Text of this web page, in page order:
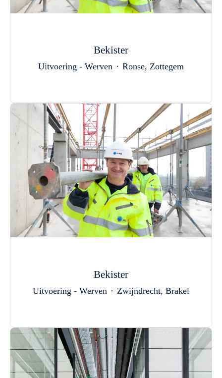
Bekister
Uitvoering - Werven · Ronse, Zottegem
Bekister
Uitvoering - Werven · Zwijndrecht, Brakel